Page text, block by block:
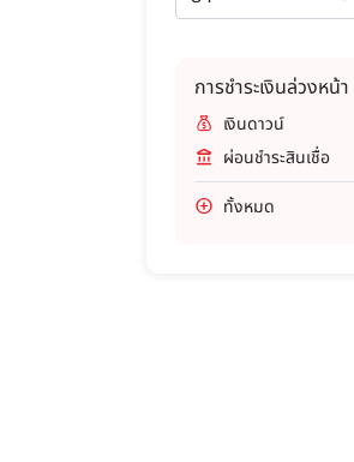
การชำระเงินล่วงหน้า
เงินดาวน์
ผ่อนชำระสินเชื่อ
ทั้งหมด